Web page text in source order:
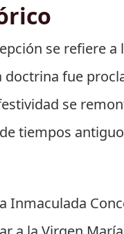
se refiere
doctrina fue
se
tiempos
Inmaculada